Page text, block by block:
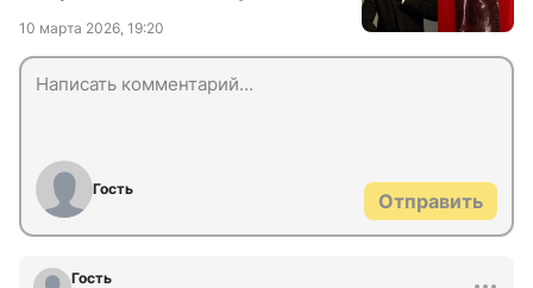
10 марта 2026, 19:20
Гость
Отправить
Гость